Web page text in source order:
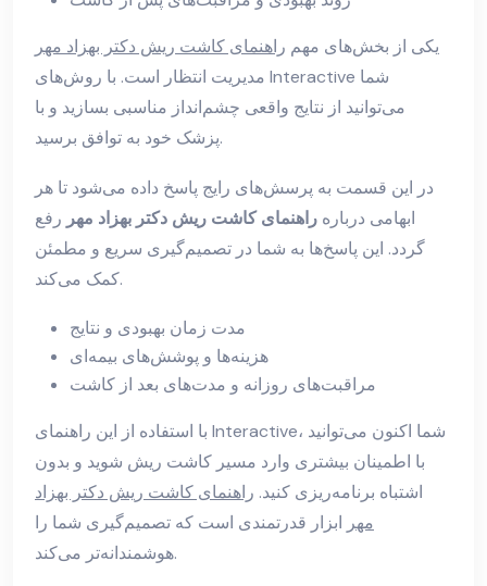
یکی از بخش‌های مهم راهنمای کاشت ریش دکتر بهزاد مهر
مدیریت انتظار است. با روش‌های Interactive شما
می‌توانید از نتایج واقعی چشم‌انداز مناسبی بسازید و با
پزشک خود به توافق برسید.
در این قسمت به پرسش‌های رایج پاسخ داده می‌شود تا هر
ابهامی درباره راهنمای کاشت ریش دکتر بهزاد مهر رفع
گردد. این پاسخ‌ها به شما در تصمیم‌گیری سریع و مطمئن
کمک می‌کند.
مدت زمان بهبودی و نتایج
هزینه‌ها و پوشش‌های بیمه‌ای
مراقبت‌های روزانه و مدت‌های بعد از کاشت
با استفاده از این راهنمای Interactive، شما اکنون می‌توانید
با اطمینان بیشتری وارد مسیر کاشت ریش شوید و بدون
اشتباه برنامه‌ریزی کنید. راهنمای کاشت ریش دکتر بهزاد
مهر ابزار قدرتمندی است که تصمیم‌گیری شما را
هوشمندانه‌تر می‌کند.